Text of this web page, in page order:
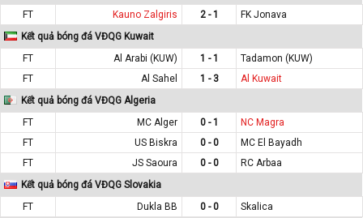
FT
Kauno Zalgiris 2 - 1
FK Jonava
Kết quả bóng đá VĐQG Kuwait
FT
Al Arabi (KUW) 1 - 1
Tadamon (KUW)
FT
Al Sahel 1 - 3
Al Kuwait
Kết quả bóng đá VĐQG Algeria
FT
MC Alger 0 - 1
NC Magra
FT
US Biskra 0 - 0
MC El Bayadh
FT
JS Saoura 0 - 0
RC Arbaa
Kết quả bóng đá VĐQG Slovakia
FT
Dukla BB 0 - 0
Skalica